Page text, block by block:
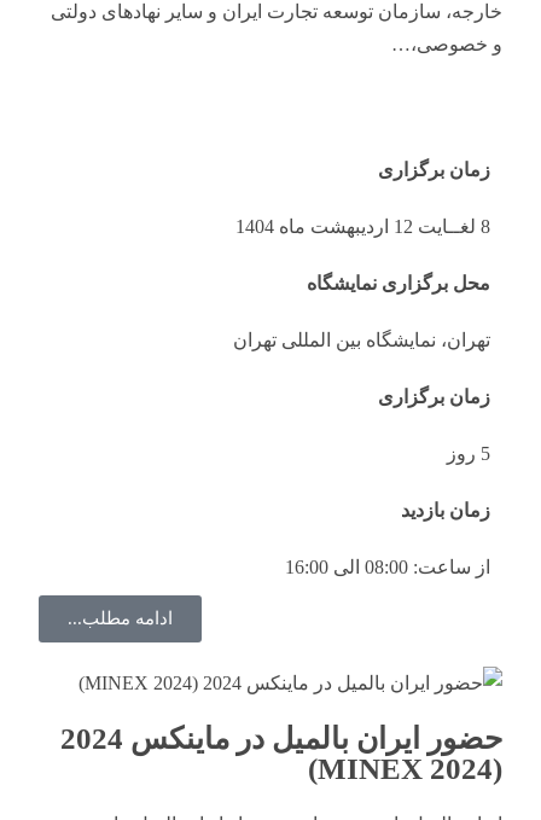
خارجه، سازمان توسعه تجارت ایران و سایر نهادهای دولتی
و خصوصی،…
زمان برگزاری
8 لغــایت 12 اردیبهشت ماه 1404
محل برگزاری نمایشگاه
تهران، نمایشگاه بین المللی تهران
زمان برگزاری
5 روز
زمان بازدید
از ساعت: 08:00 الی 16:00
ادامه مطلب...
حضور ایران بالمیل در ماینکس 2024
(MINEX 2024)